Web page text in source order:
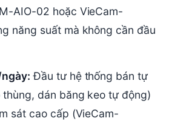
AIO-02 hoặc VieCam-
năng suất mà không cần đầu
Đầu tư hệ thống bán tự
thùng, dán băng keo tự động)
sát cao cấp (VieCam-